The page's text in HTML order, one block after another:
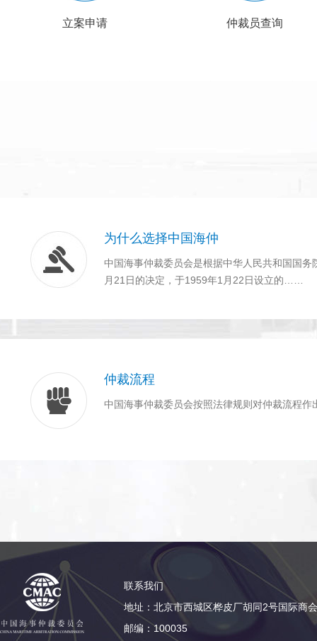
立案申请 仲裁员查询
为什么选择中国海仲
中国海事仲裁委员会是根据中华人民共和国国务
月21日的决定，于1959年1月22日设立的……
仲裁流程
中国海事仲裁委员会按照法律规则对仲裁流程作
联系我们
地址：北京市西城区桦皮厂胡同2号国际商
邮编：100035